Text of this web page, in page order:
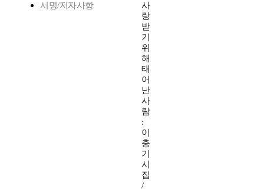
서명/저자사항
사
랑
받
기
위
해
태
어
난
사
람
:
이
충
기
시
집
/